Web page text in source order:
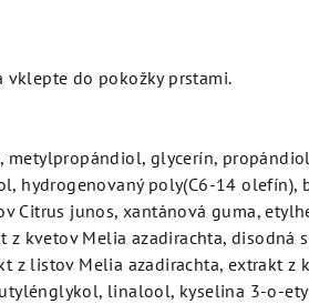
vklepte do pokožky prstami.
metylpropándiol, glycerín,
hydrogenovaný poly(C6-14 olefín),
Citrus junos, xantánová guma,
z kvetov Melia azadirachta, disodná
z listov Melia azadirachta, extrakt z
linalool, kyselina 3-o-